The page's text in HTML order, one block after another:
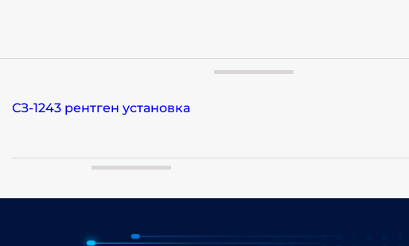
СЗ-1243 рентген установка